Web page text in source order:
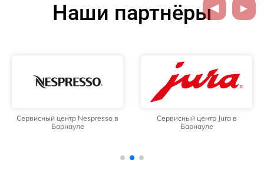
Наши партнёры
Сервисный центр Nespresso в
Барнауле
Сервисный центр Jura в
Барнауле